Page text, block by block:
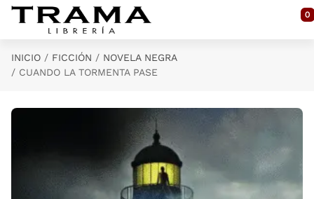
Saltar al contenido principal
0
INICIO FICCIÓN
NOVELA NEGRA
CUANDO LA TORMENTA PASE